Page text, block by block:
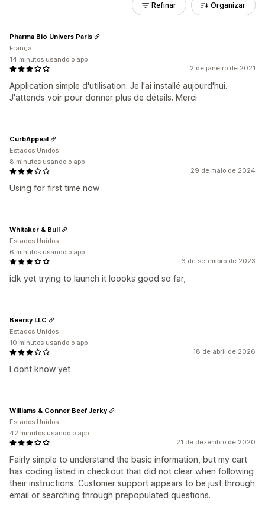
Refinar Organizar
2 de janeiro de 2021
Application simple d'utilisation. Je l'ai installé aujourd'hui.
J'attends voir pour donner plus de détails. Merci
Pharma Bio Univers Paris
França
14 minutos usando o app
29 de maio de 2024
Using for first time now
CurbAppeal
Estados Unidos
8 minutos usando o app
6 de setembro de 2023
idk yet trying to launch it loooks good so far,
Whitaker & Bull
Estados Unidos
6 minutos usando o app
18 de abril de 2026
I dont know yet
Beersy LLC
Estados Unidos
10 minutos usando o app
21 de dezembro de 2020
Fairly simple to understand the basic information, but my cart
has coding listed in checkout that did not clear when following
their instructions. Customer support appears to be just through
email or searching through prepopulated questions.
Williams & Conner Beef Jerky
Estados Unidos
42 minutos usando o app